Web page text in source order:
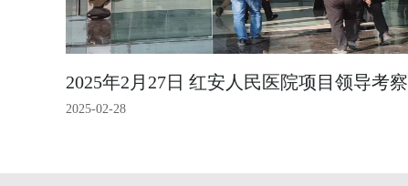
2025年2月27日 红安人民医院项目领导考察
2025-02-28